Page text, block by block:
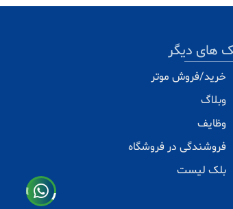
های دیگر
خرید/فروش موتر
وبلاگ
وظایف
فروشندگی در فروشگاه
بلک لیست